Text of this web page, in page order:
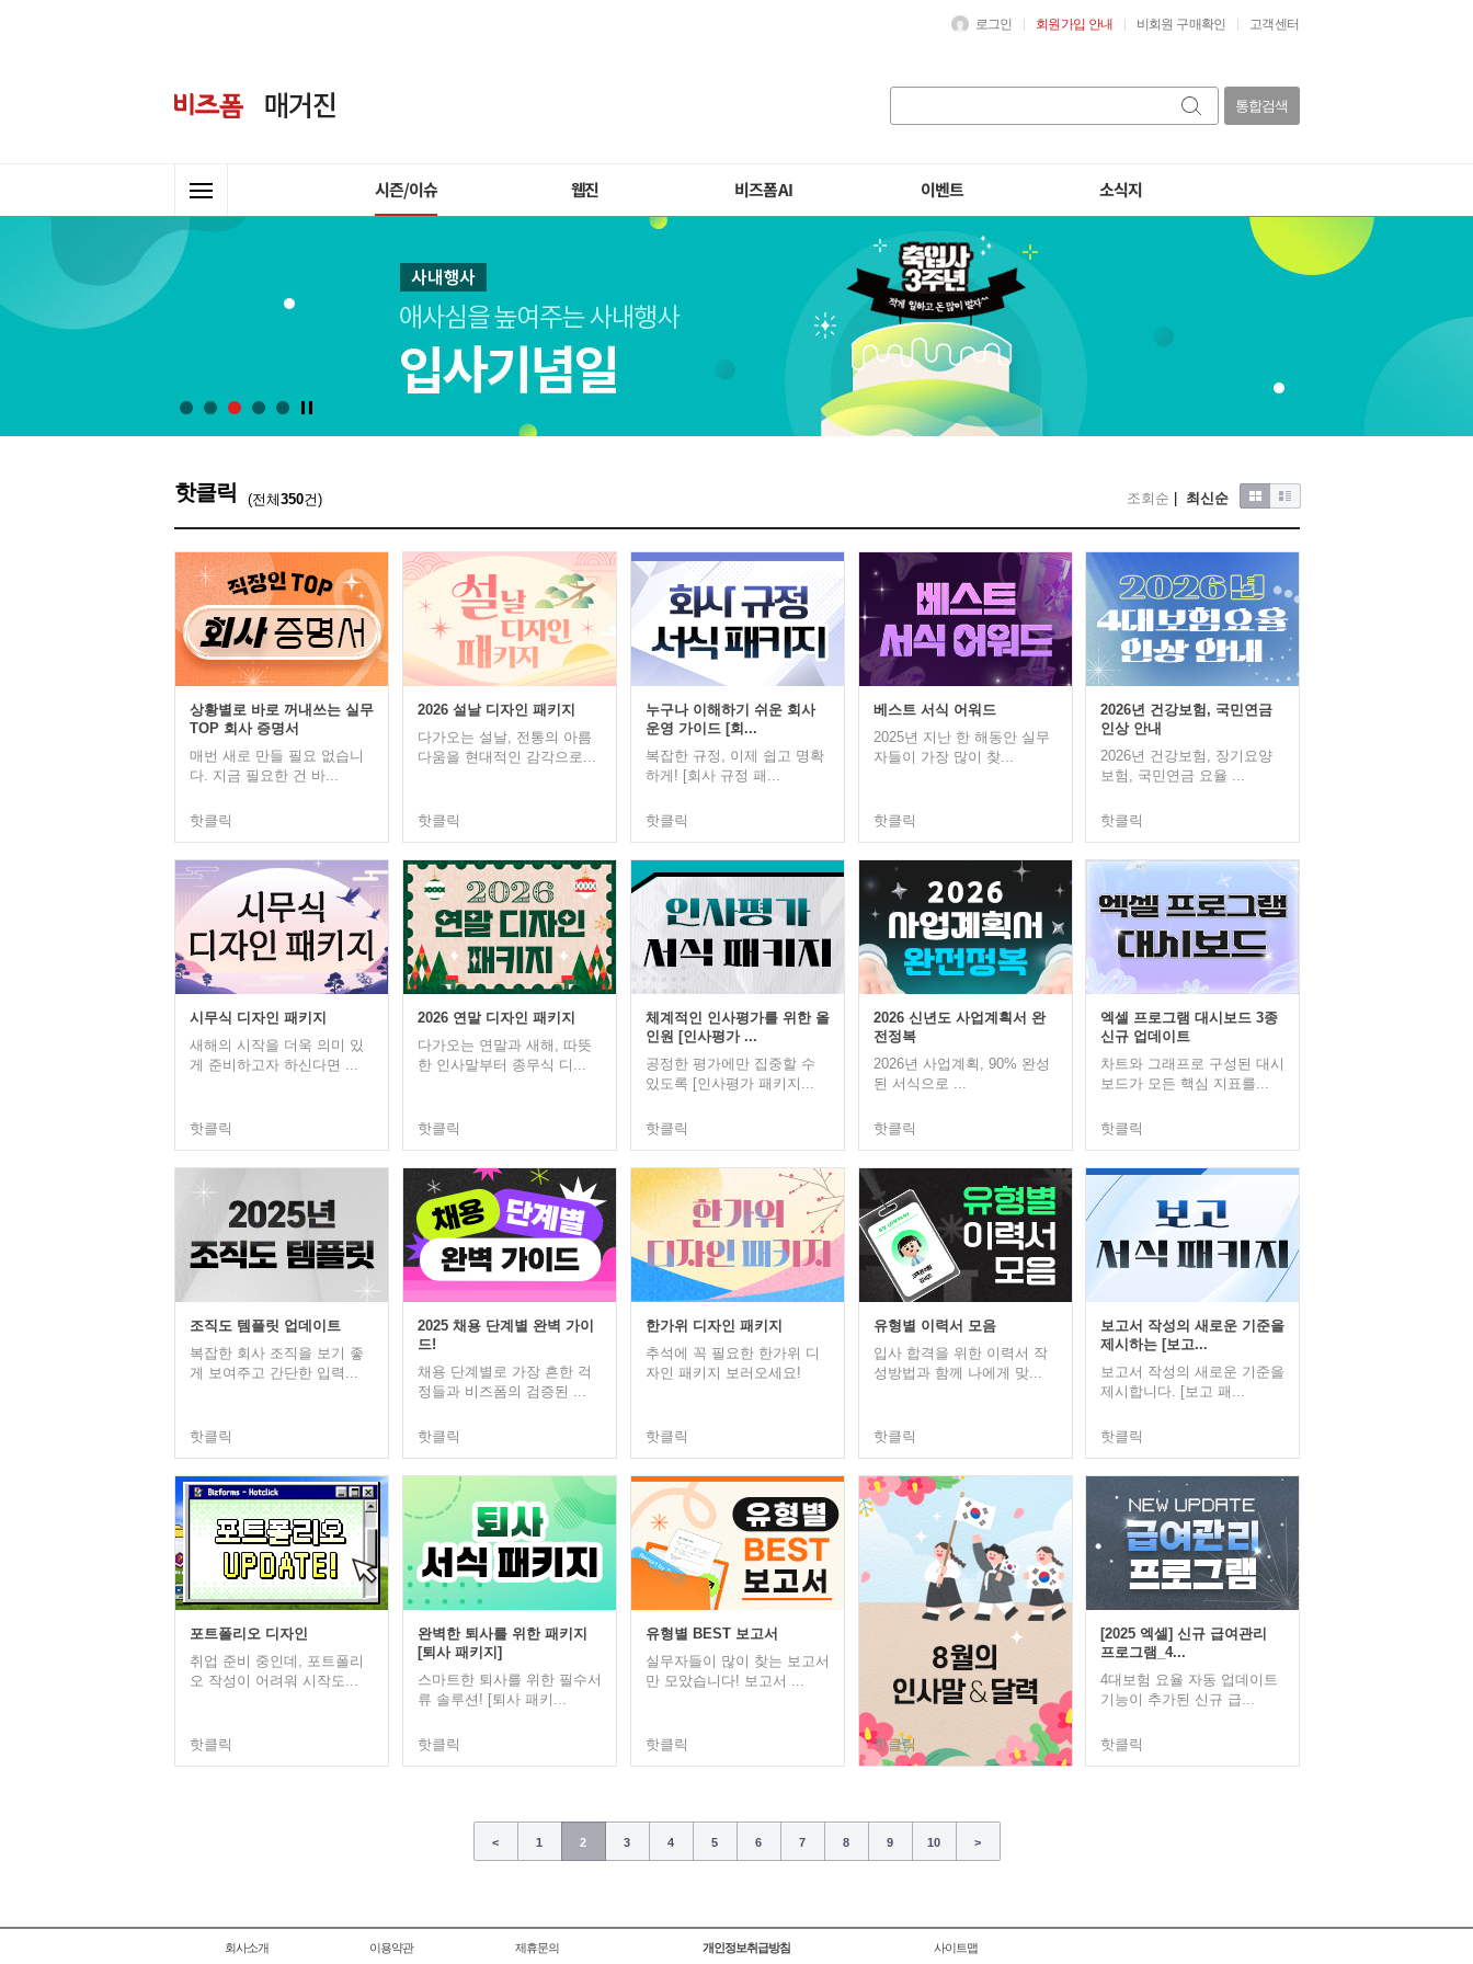
로그인 회원가입 안내 비회원 구매확인 고객센터
통합검색
시즌/이슈 웹진 비즈폼 AI 이벤트 소식지
핫클릭 (전체350건) 조회순 최신순
상황별로 바로 꺼내쓰는 실무
TOP 회사 증명서
매번 새로 만들 필요 없습니
다. 지금 필요한 건 바...
핫클릭
2026 설날 디자인 패키지
다가오는 설날, 전통의 아름
다움을 현대적인 감각으로...
핫클릭
누구나 이해하기 쉬운 회사
운영 가이드 [회...
복잡한 규정, 이제 쉽고 명확
하게! [회사 규정 패...
핫클릭
베스트 서식 어워드
2025년 지난 한 해동안 실무
자들이 가장 많이 찾...
핫클릭
2026년 건강보험, 국민연금
인상 안내
2026년 건강보험, 장기요양
보험, 국민연금 요율 ...
핫클릭
시무식 디자인 패키지
새해의 시작을 더욱 의미 있
게 준비하고자 하신다면 ...
핫클릭
2026 연말 디자인 패키지
다가오는 연말과 새해, 따뜻
한 인사말부터 종무식 디...
핫클릭
체계적인 인사평가를 위한 올
인원 [인사평가 ...
공정한 평가에만 집중할 수
있도록 [인사평가 패키지...
핫클릭
2026 신년도 사업계획서 완
전정복
2026년 사업계획, 90% 완성
된 서식으로 ...
핫클릭
엑셀 프로그램 대시보드 3종
신규 업데이트
차트와 그래프로 구성된 대시
보드가 모든 핵심 지표를...
핫클릭
조직도 템플릿 업데이트
복잡한 회사 조직을 보기 좋
게 보여주고 간단한 입력...
핫클릭
2025 채용 단계별 완벽 가이
드!
채용 단계별로 가장 흔한 걱
정들과 비즈폼의 검증된 ...
핫클릭
한가위 디자인 패키지
추석에 꼭 필요한 한가위 디
자인 패키지 보러오세요!
핫클릭
유형별 이력서 모음
입사 합격을 위한 이력서 작
성방법과 함께 나에게 맞...
핫클릭
보고서 작성의 새로운 기준을
제시하는 [보고...
보고서 작성의 새로운 기준을
제시합니다. [보고 패...
핫클릭
포트폴리오 디자인
취업 준비 중인데, 포트폴리
오 작성이 어려워 시작도...
핫클릭
완벽한 퇴사를 위한 패키지
[퇴사 패키지]
스마트한 퇴사를 위한 필수서
류 솔루션! [퇴사 패키...
핫클릭
유형별 BEST 보고서
실무자들이 많이 찾는 보고서
만 모았습니다! 보고서 ...
핫클릭 핫클릭
[2025 엑셀] 신규 급여관리
프로그램_4...
4대보험 요율 자동 업데이트
기능이 추가된 신규 급...
핫클릭
< 1 2 3 4 5 6 7 8 9 10 >
회사소개 이용약관 제휴문의 개인정보취급방침 사이트맵